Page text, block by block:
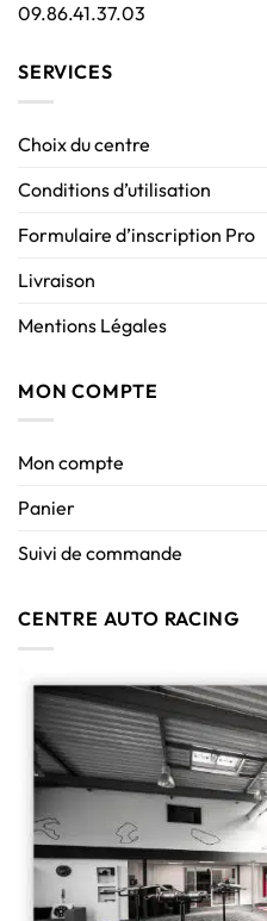
09.86.41.37.03
SERVICES
Choix du centre
Conditions d’utilisation
Formulaire d’inscription Pro
Livraison
Mentions Légales
MON COMPTE
Mon compte
Panier
Suivi de commande
CENTRE AUTO RACING